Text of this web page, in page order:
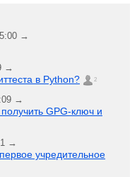
→
→
в Python? 2
→
GPG-ключ и
→
учредительное